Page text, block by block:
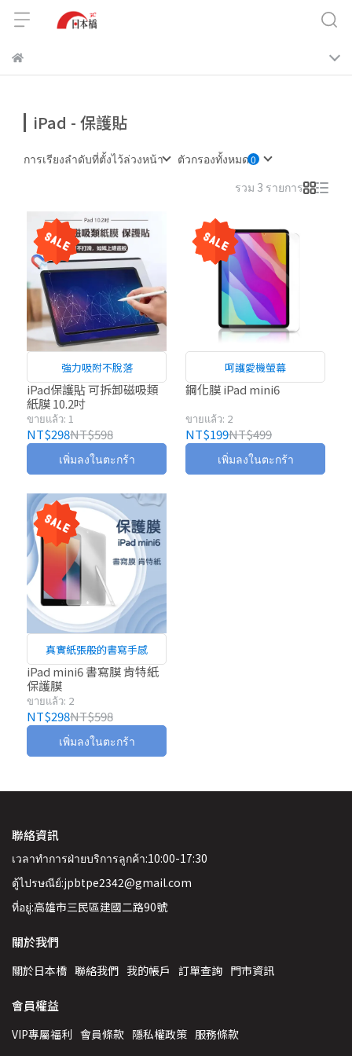
iPad - 保護貼
การเรียงลำดับที่ตั้งไว้ล่วงหน้า
ตัวกรองทั้งหมด
รวม 3 รายการ
強力吸附不脫落
iPad保護貼 可拆卸磁吸類
紙膜 10.2吋
ขายแล้ว: 1
NT$298NT$598
เพิ่มลงในตะกร้า
呵護愛機螢幕
鋼化膜 iPad mini6
ขายแล้ว: 2
NT$199NT$499
เพิ่มลงในตะกร้า
真實紙張般的書寫手感
iPad mini6 書寫膜 肯特紙
保護膜
ขายแล้ว: 2
NT$298NT$598
เพิ่มลงในตะกร้า
聯絡資訊
เวลาทำการฝ่ายบริการลูกค้า:10:00-17:30
ตู้ไปรษณีย์:jpbtpe2342@gmail.com
ที่อยู่:高雄市三民區建國二路90號
關於我們
關於日本橋 聯絡我們 我的帳戶 訂單查詢 門市資訊
會員權益
VIP專屬福利 會員條款 隱私權政策 服務條款